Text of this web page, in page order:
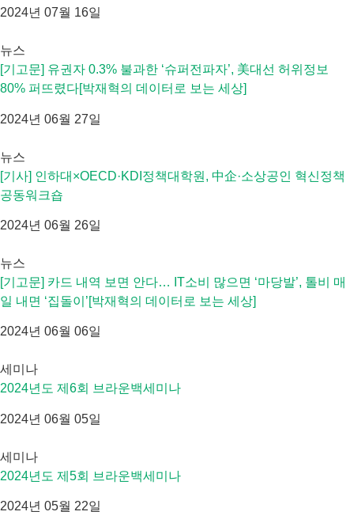
2024년 07월 16일
뉴스
[기고문] 유권자 0.3% 불과한 ‘슈퍼전파자’, 美대선 허위정보
80% 퍼뜨렸다[박재혁의 데이터로 보는 세상]
2024년 06월 27일
뉴스
[기사] 인하대×OECD·KDI정책대학원, 中企·소상공인 혁신정책
공동워크숍
2024년 06월 26일
뉴스
[기고문] 카드 내역 보면 안다… IT소비 많으면 ‘마당발’, 톨비 매
일 내면 ‘집돌이’[박재혁의 데이터로 보는 세상]
2024년 06월 06일
세미나
2024년도 제6회 브라운백세미나
2024년 06월 05일
세미나
2024년도 제5회 브라운백세미나
2024년 05월 22일